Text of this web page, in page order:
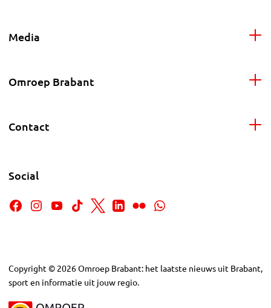
Media
Omroep Brabant
Contact
Social
Copyright © 2026Omroep Brabant: het laatste nieuws uit Brabant,
sport en informatie uit jouw regio.